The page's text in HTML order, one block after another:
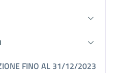
FINO AL 31/12/2023